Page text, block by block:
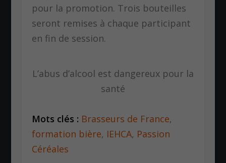
pour la promotion. Trois bouteilles
seront remises à chaque participant
en fin de session.
L’abus d’alcool est dangereux pour la
santé
Mots clés : Brasseurs de France,
formation bière, IEHCA, Passion
Céréales